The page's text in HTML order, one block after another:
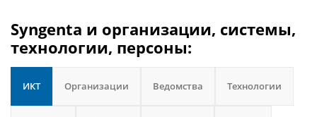
Syngenta и организации, системы,
технологии, персоны:
ИКТ Организации Ведомства Технологии